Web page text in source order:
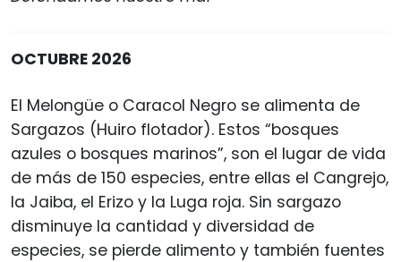
OCTUBRE 2026
El Melongüe o Caracol Negro se alimenta de
Sargazos (Huiro flotador). Estos “bosques
azules o bosques marinos”, son el lugar de vida
de más de 150 especies, entre ellas el Cangrejo,
la Jaiba, el Erizo y la Luga roja. Sin sargazo
disminuye la cantidad y diversidad de
especies, se pierde alimento y también fuentes